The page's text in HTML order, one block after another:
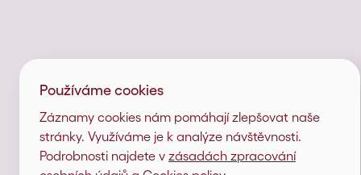
Používáme cookies
Záznamy cookies nám pomáhají zlepšovat naše
stránky. Využíváme je k analýze návštěvnosti.
Podrobnosti najdete vzásadách zpracování